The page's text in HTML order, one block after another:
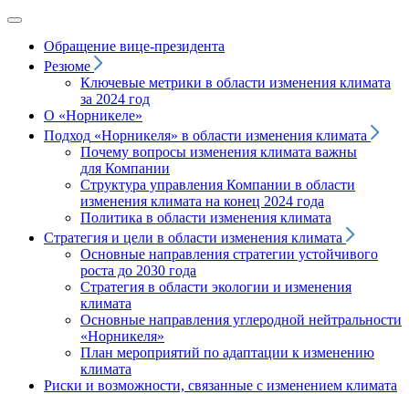
Обращение вице‑президента
Резюме
Ключевые метрики в области изменения климата
за 2024 год
О «Норникеле»
Подход «Норникеля» в области изменения климата
Почему вопросы изменения климата важны
для Компании
Структура управления Компании в области
изменения климата на конец 2024 года
Политика в области изменения климата
Стратегия и цели в области изменения климата
Основные направления стратегии устойчивого
роста до 2030 года
Стратегия в области экологии и изменения
климата
Основные направления углеродной нейтральности
«Норникеля»
План мероприятий по адаптации к изменению
климата
Риски и возможности, связанные с изменением климата